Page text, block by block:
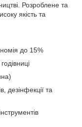
Розроблене та
якість та
до 15%
дезінфекції та